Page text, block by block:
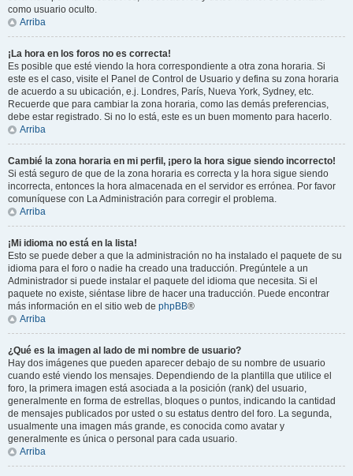
como usuario oculto.
Arriba
¡La hora en los foros no es correcta!
Es posible que esté viendo la hora correspondiente a otra zona horaria. Si
este es el caso, visite el Panel de Control de Usuario y defina su zona horaria
de acuerdo a su ubicación, e.j. Londres, París, Nueva York, Sydney, etc.
Recuerde que para cambiar la zona horaria, como las demás preferencias,
debe estar registrado. Si no lo está, este es un buen momento para hacerlo.
Arriba
Cambié la zona horaria en mi perfil, ¡pero la hora sigue siendo incorrecto!
Si está seguro de que de la zona horaria es correcta y la hora sigue siendo
incorrecta, entonces la hora almacenada en el servidor es errónea. Por favor
comuníquese con La Administración para corregir el problema.
Arriba
¡Mi idioma no está en la lista!
Esto se puede deber a que la administración no ha instalado el paquete de su
idioma para el foro o nadie ha creado una traducción. Pregúntele a un
Administrador si puede instalar el paquete del idioma que necesita. Si el
paquete no existe, siéntase libre de hacer una traducción. Puede encontrar
más información en el sitio web de phpBB®
Arriba
¿Qué es la imagen al lado de mi nombre de usuario?
Hay dos imágenes que pueden aparecer debajo de su nombre de usuario
cuando esté viendo los mensajes. Dependiendo de la plantilla que utilice el
foro, la primera imagen está asociada a la posición (rank) del usuario,
generalmente en forma de estrellas, bloques o puntos, indicando la cantidad
de mensajes publicados por usted o su estatus dentro del foro. La segunda,
usualmente una imagen más grande, es conocida como avatar y
generalmente es única o personal para cada usuario.
Arriba